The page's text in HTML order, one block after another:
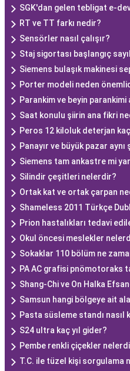
SGK'dan gelen tebligat e-
RT ve TT farkı nedir?
Sensörler nasıl çalışır?
Staj sigortası başlangıç
Siemens bulaşık makinesi
Porter modeli neden
Parankim ve beyin parankimi
Saat konulu şiirin ana fikri
Peros 12 kiloluk deterjan kaç
Panayır ve büyük pazar aynı
Siemens tam ankastre mi
Silindir çeşitleri nelerdir?
Ortak kat ve ortak çarpan
Shameless 2011 Türkçe
Prion hastalıkları tedavi
Okul öncesi meslekler
Sokaklar 110 bölüm ne
PA AC grafisi pnömotoraks
Shang-Chi ve On Halka
Samsun hangi bölgeye ait
Pasta süsleme standı nasıl
S24 ultra kaç yıl gider?
Pembe renkli çiçekler
T.C. ile tüzel kişi sorgulama